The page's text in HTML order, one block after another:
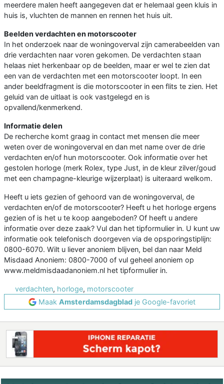
meerdere malen heeft aangegeven dat er helemaal geen kluis in
huis is, vluchten de mannen en rennen het huis uit.
Beelden verdachten en motorscooter
In het onderzoek naar de woningoverval zijn camerabeelden van
drie verdachten naar voren gekomen. De verdachten staan
helaas niet herkenbaar op de beelden, maar er wel te zien dat
een van de verdachten met een motorscooter loopt. In een
ander beeldfragment is die motorscooter in een flits te zien. Het
geluid van de uitlaat is ook vastgelegd en is
opvallend/kenmerkend.
Informatie delen
De recherche komt graag in contact met mensen die meer
weten over de woningoverval en dan met name over de drie
verdachten en/of hun motorscooter. Ook informatie over het
gestolen horloge (merk Rolex, type Just, in de kleur zilver/goud
met een champagne-kleurige wijzerplaat) is uiteraard welkom.
Heeft u iets gezien of gehoord van de woningoverval, de
verdachten en/of de motorscooter? Heeft u het horloge ergens
gezien of is het u te koop aangeboden? Of heeft u andere
informatie over deze zaak? Vul dan het tipformulier in. U kunt uw
informatie ook telefonisch doorgeven via de opsporingstiplijn:
0800-6070. Wilt u liever anoniem blijven, bel dan naar Meld
Misdaad Anoniem: 0800-7000 of vul geheel anoniem op
www.meldmisdaadanoniem.nl het tipformulier in.
verdachten, horloge, motorscooter
Maak Amsterdamsdagblad je Google-favoriet